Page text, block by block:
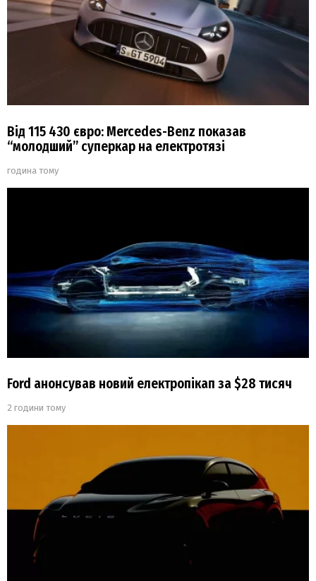
Від 115 430 євро: Mercedes-Benz показав
“молодший” суперкар на електротязі
година тому
Ford анонсував новий електропікап за $28 тисяч
2 години тому